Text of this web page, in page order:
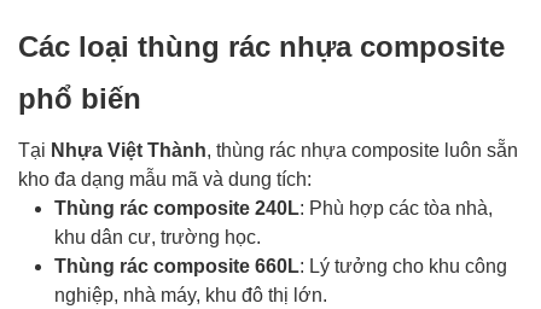
Các loại thùng rác nhựa composite
phổ biến
Tại Nhựa Việt Thành, thùng rác nhựa composite luôn sẵn
kho đa dạng mẫu mã và dung tích:
Thùng rác composite 240L: Phù hợp các tòa nhà,
khu dân cư, trường học.
Thùng rác composite 660L: Lý tưởng cho khu công
nghiệp, nhà máy, khu đô thị lớn.